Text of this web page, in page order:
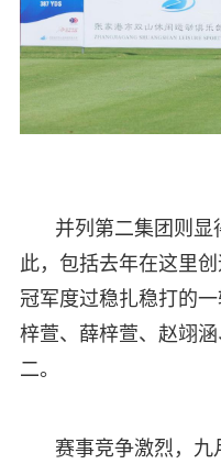
并列第二集团则显
此，包括去年在这里
冠军度过稳扎稳打的
梓萱、薛梓萱、赵翊
二。
赛事竞争激烈，